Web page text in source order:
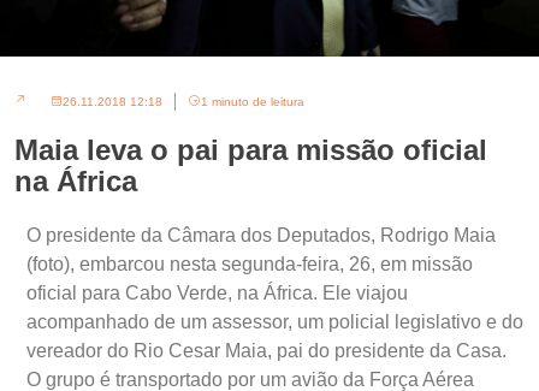
26.11.2018 12:18 1 minuto de leitura
Maia leva o pai para missão oficial
na África
O presidente da Câmara dos Deputados, Rodrigo Maia
(foto), embarcou nesta segunda-feira, 26, em missão
oficial para Cabo Verde, na África. Ele viajou
acompanhado de um assessor, um policial legislativo e do
vereador do Rio Cesar Maia, pai do presidente da Casa.
O grupo é transportado por um avião da Força Aérea